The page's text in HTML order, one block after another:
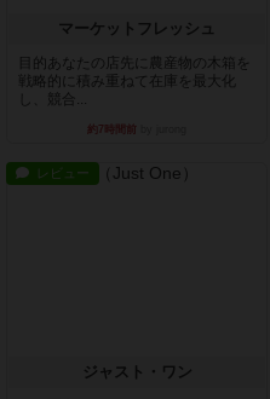
マーケットフレッシュ
目的あなたの店先に農産物の木箱を
戦略的に積み重ねて在庫を最大化
し、競合...
約7時間前
レビュー
ジャスト・ワン